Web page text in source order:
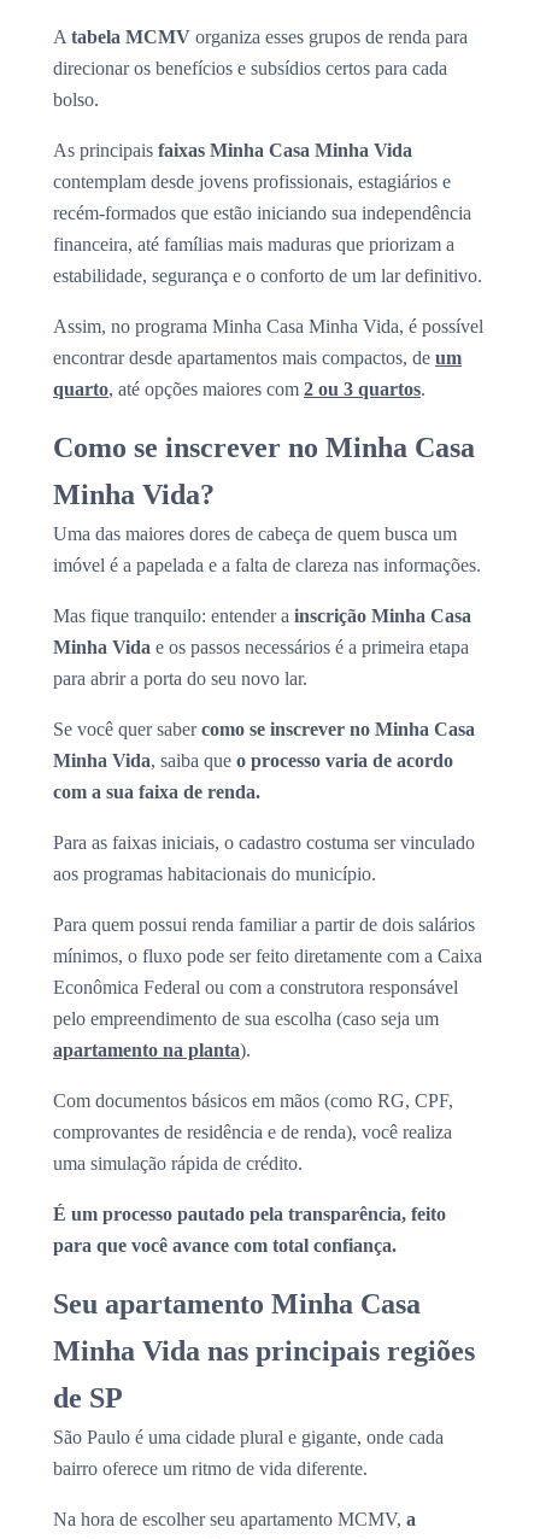
A tabela MCMV organiza esses grupos de renda para
direcionar os benefícios e subsídios certos para cada
bolso.
As principais faixas Minha Casa Minha Vida
contemplam desde jovens profissionais, estagiários e
recém-formados que estão iniciando sua independência
financeira, até famílias mais maduras que priorizam a
estabilidade, segurança e o conforto de um lar definitivo.
Assim, no programa Minha Casa Minha Vida, é possível
encontrar desde apartamentos mais compactos, de um
quarto, até opções maiores com 2 ou 3 quartos.
Como se inscrever no Minha Casa
Minha Vida?
Uma das maiores dores de cabeça de quem busca um
imóvel é a papelada e a falta de clareza nas informações.
Mas fique tranquilo: entender a inscrição Minha Casa
Minha Vida e os passos necessários é a primeira etapa
para abrir a porta do seu novo lar.
Se você quer sabercomo se inscrever no Minha Casa
Minha Vida, saiba que o processo varia de acordo
com a sua faixa de renda.
Para as faixas iniciais, o cadastro costuma ser vinculado
aos programas habitacionais do município.
Para quem possui renda familiar a partir de dois salários
mínimos, o fluxo pode ser feito diretamente com a Caixa
Econômica Federal ou com a construtora responsável
pelo empreendimento de sua escolha (caso seja um
apartamento na planta).
Com documentos básicos em mãos (como RG, CPF,
comprovantes de residência e de renda), você realiza
uma simulação rápida de crédito.
É um processo pautado pela transparência, feito
para que você avance com total confiança.
Seu apartamento Minha Casa
Minha Vida nas principais regiões
de SP
São Paulo é uma cidade plural e gigante, onde cada
bairro oferece um ritmo de vida diferente.
Na hora de escolher seu apartamento MCMV, a